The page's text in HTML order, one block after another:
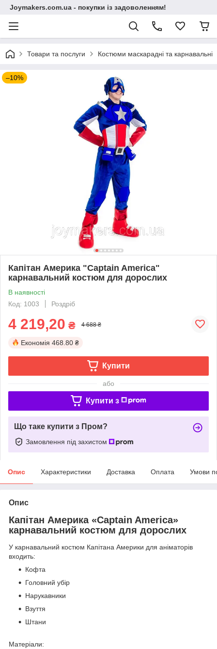
Joymakers.com.ua - покупки із задоволенням!
Товари та послуги Костюми маскарадні та карнавальні
–10%
Капітан Америка "Captain America"
карнавальний костюм для дорослих
В наявності
Код: 1003
Роздріб
4 219,20 ₴ 4 688 ₴
Економія 468.80 ₴
Купити
або
Купити з
Що таке купити з Пром?
Замовлення під захистом
Опис Характеристики Доставка Оплата Умови
Опис
Капітан Америка «Captain America»
карнавальний костюм для дорослих
У карнавальний костюм Капітана Америки для аніматорів
входить:
Кофта
Головний убір
Нарукавники
Взуття
Штани
Матеріали: